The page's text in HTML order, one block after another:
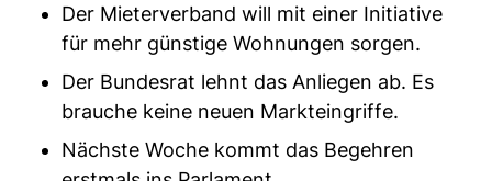
Der Mieterverband will mit einer Initiative
für mehr günstige Wohnungen sorgen.
Der Bundesrat lehnt das Anliegen ab. Es
brauche keine neuen Markteingriffe.
Nächste Woche kommt das Begehren